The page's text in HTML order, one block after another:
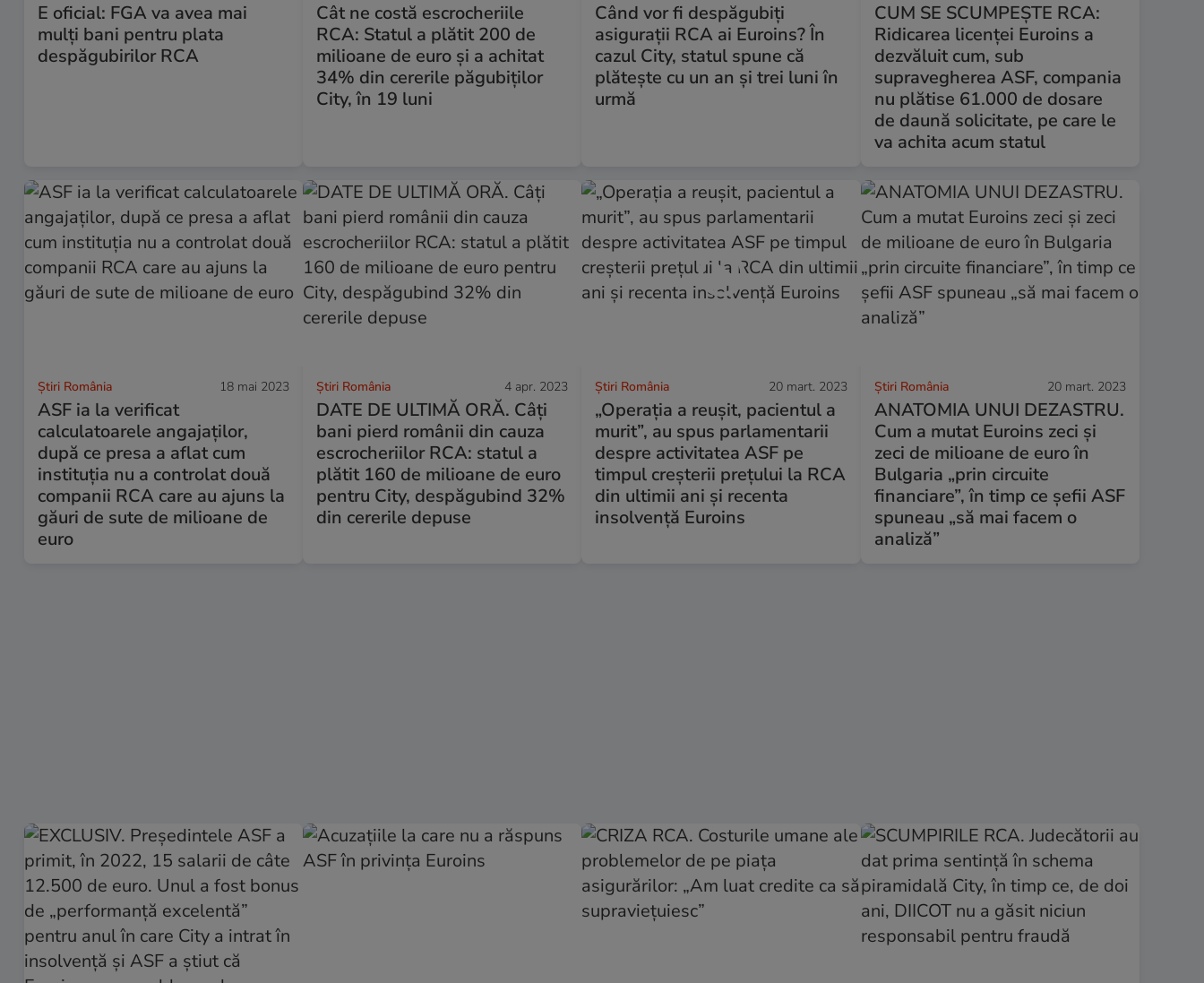
E oficial: FGA va avea mai
mulți bani pentru plata
despăgubirilor RCA
Cât ne costă escrocheriile
RCA: Statul a plătit 200 de
milioane de euro și a achitat
34% din cererile păgubiților
City, în 19 luni
Când vor fi despăgubiți
asigurații RCA ai Euroins? În
cazul City, statul spune că
plătește cu un an și trei luni în
urmă
CUM SE SCUMPEȘTE RCA:
Ridicarea licenței Euroins a
dezvăluit cum, sub
supravegherea ASF, compania
nu plătise 61.000 de dosare
de daună solicitate, pe care le
va achita acum statul
Știri România 18 mai 2023
ASF ia la verificat
calculatoarele angajaților,
după ce presa a aflat cum
instituția nu a controlat două
companii RCA care au ajuns la
găuri de sute de milioane de
euro
Știri România 4 apr. 2023
DATE DE ULTIMĂ ORĂ. Câți
bani pierd românii din cauza
escrocheriilor RCA: statul a
plătit 160 de milioane de euro
pentru City, despăgubind 32%
din cererile depuse
Știri România 20 mart. 2023
„Operația a reușit, pacientul a
murit”, au spus parlamentarii
despre activitatea ASF pe
timpul creșterii prețului la RCA
din ultimii ani și recenta
insolvență Euroins
Știri România 20 mart. 2023
ANATOMIA UNUI DEZASTRU.
Cum a mutat Euroins zeci și
zeci de milioane de euro în
Bulgaria „prin circuite
financiare”, în timp ce șefii ASF
spuneau „să mai facem o
analiză”